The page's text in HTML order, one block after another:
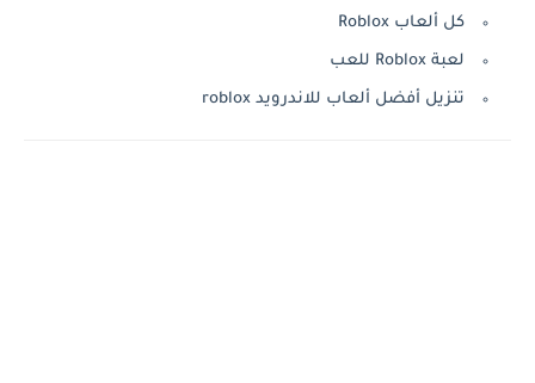
كل ألعاب Roblox
لعبة Roblox للعب
تنزيل أفضل ألعاب للاندرويد roblox